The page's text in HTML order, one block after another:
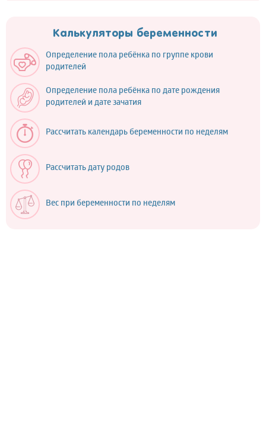
Калькуляторы беременности
Определение пола ребёнка по группе крови
родителей
Определение пола ребёнка по дате рождения
родителей и дате зачатия
Рассчитать календарь беременности по неделям
Рассчитать дату родов
Вес при беременности по неделям